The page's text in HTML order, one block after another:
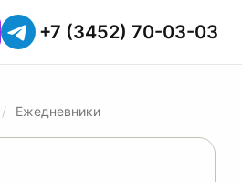
+7 (3452) 70-03-03
Ежедневники